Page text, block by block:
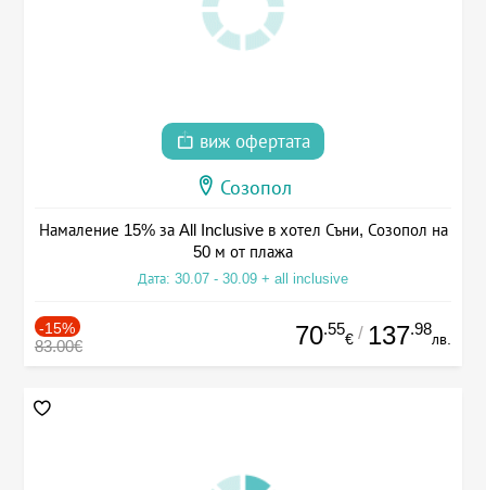
виж офертата
Созопол
Намаление 15% за All Inclusive в хотел Съни, Созопол на
50 м от плажа
Дата: 30.07 - 30.09 + all inclusive
-15%
83.00€ 70.55
€ / 137.98
лв.